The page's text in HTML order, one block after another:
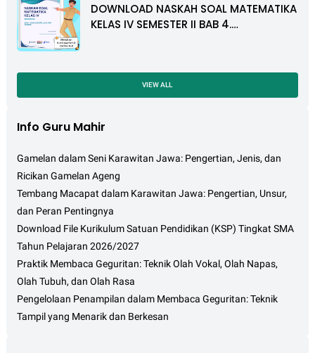
DOWNLOAD NASKAH SOAL MATEMATIKA
KELAS IV SEMESTER II BAB 4.
VIEW ALL
Info Guru Mahir
Gamelan dalam Seni Karawitan Jawa: Pengertian, Jenis, dan
Ricikan Gamelan Ageng
Tembang Macapat dalam Karawitan Jawa: Pengertian, Unsur,
dan Peran Pentingnya
Download File Kurikulum Satuan Pendidikan (KSP) Tingkat SMA
Tahun Pelajaran 2026/2027
Praktik Membaca Geguritan: Teknik Olah Vokal, Olah Napas,
Olah Tubuh, dan Olah Rasa
Pengelolaan Penampilan dalam Membaca Geguritan: Teknik
Tampil yang Menarik dan Berkesan